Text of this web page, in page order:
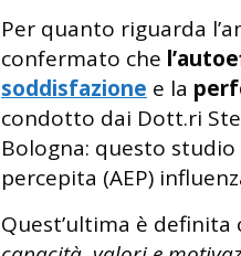
Per quanto riguarda
confermato che
soddisfazione e la
condotto dai Dott.ri
Bologna: questo studio
percepita (AEP)
Quest’ultima è definita